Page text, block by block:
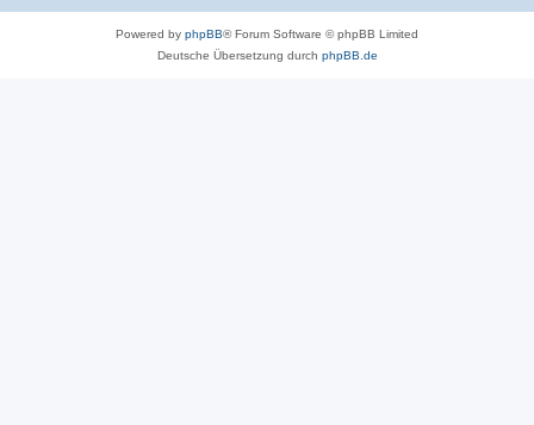
Powered by phpBB® Forum Software © phpBB Limited
Deutsche Übersetzung durch phpBB.de